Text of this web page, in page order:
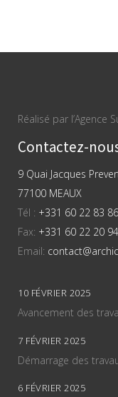
Réalisé par l’Agence
Contactez-
9 Quai Jacques
77100 MEAUX
Tél : +331 60 22 83 86
Fax: +331 60 22 20 94
Email:
10 FÉVRIER 2025
Avancement des
7 FÉVRIER 2025
Démarrage des
6 FÉVRIER 2025